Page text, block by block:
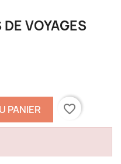
VOYAGES
PANIER favorite_border